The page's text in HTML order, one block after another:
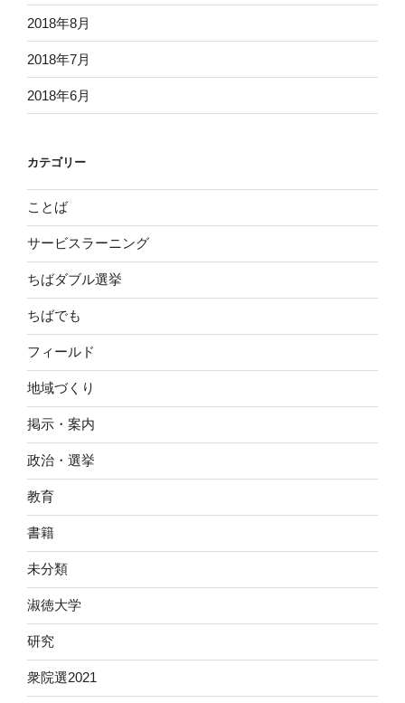
2018年8月
2018年7月
2018年6月
カテゴリー
ことば
サービスラーニング
ちばダブル選挙
ちばでも
フィールド
地域づくり
掲示・案内
政治・選挙
教育
書籍
未分類
淑徳大学
研究
衆院選2021